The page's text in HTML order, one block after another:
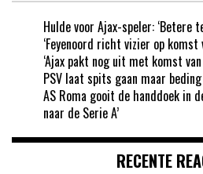
Hulde voor Ajax-speler: ‘Betere
‘Feyenoord richt vizier op komst
‘Ajax pakt nog uit met komst
PSV laat spits gaan maar
AS Roma gooit de handdoek in
naar de Serie A’
RECENTE